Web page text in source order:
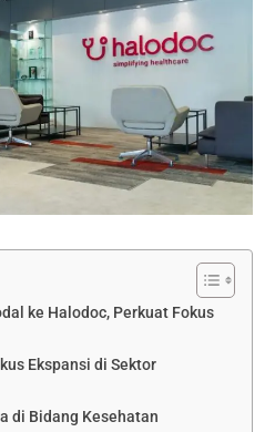
ke Halodoc, Perkuat Fokus
Ekspansi di Sektor
di Bidang Kesehatan